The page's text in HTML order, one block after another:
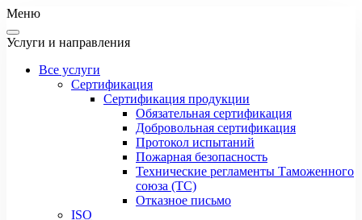
Меню
Услуги и направления
Все услуги
Сертификация
Сертификация продукции
Обязательная сертификация
Добровольная сертификация
Протокол испытаний
Пожарная безопасность
Технические регламенты Таможенного
союза (ТС)
Отказное письмо
ISO